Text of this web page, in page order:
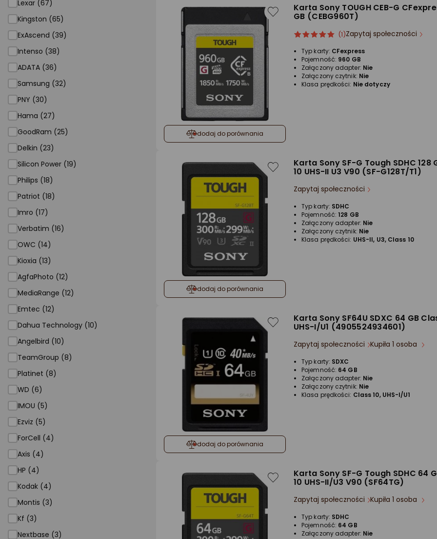
Lexar (67)
Kingston (65)
ExAscend (39)
Intenso (38)
ADATA (36)
Samsung (32)
PNY (30)
Hama (27)
GoodRam (25)
Delkin (23)
Silicon Power (19)
Philips (18)
Patriot (18)
Imro (17)
Verbatim (16)
OWC (14)
Kioxia (13)
AgfaPhoto (12)
MediaRange (12)
Emtec (12)
Dahua Technology (10)
Angelbird (10)
TeamGroup (8)
Platinet (8)
WD (6)
IMOU (5)
Ezviz (5)
ForCell (4)
Axis (4)
HP (4)
Kodak (4)
Montis (3)
Kf (3)
Nextbase (3)
dodaj do porównania
Karta Sony TOUGH CEB-G
GB (CEBG960T)
ocena
5/5
gwiazdki
Ocena
(1)Zapytaj społeczności
Typ karty: CFexpress
Pojemność: 960 GB
Załączony adapter: Nie
Załączony czytnik: Nie
Klasa prędkości: Nie dotyczy
dodaj do porównania
Karta Sony SF-G Tough SDHC 128
10 UHS-II U3 V90 (SF-G128T/T1)
Zapytaj społeczności
Typ karty: SDHC
Pojemność: 128 GB
Załączony adapter: Nie
Załączony czytnik: Nie
Klasa prędkości: UHS-II, U3, Class 10
dodaj do porównania
Karta Sony SF64U SDXC 64 GB
UHS-I/U1 (4905524934601)
Zapytaj społeczności Kupiła 1 osoba
Typ karty: SDXC
Pojemność: 64 GB
Załączony adapter: Nie
Załączony czytnik: Nie
Klasa prędkości: Class 10, UHS-I/U1
Karta Sony SF-G Tough SDHC 64
10 UHS-II/U3 V90 (SF64TG)
Zapytaj społeczności Kupiła 1 osoba
Typ karty: SDHC
Pojemność: 64 GB
Załączony adapter: Nie